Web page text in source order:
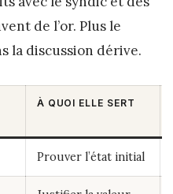
de l’or. Plus le
la discussion dérive.
À QUOI ELLE SERT
Prouver l’état initial